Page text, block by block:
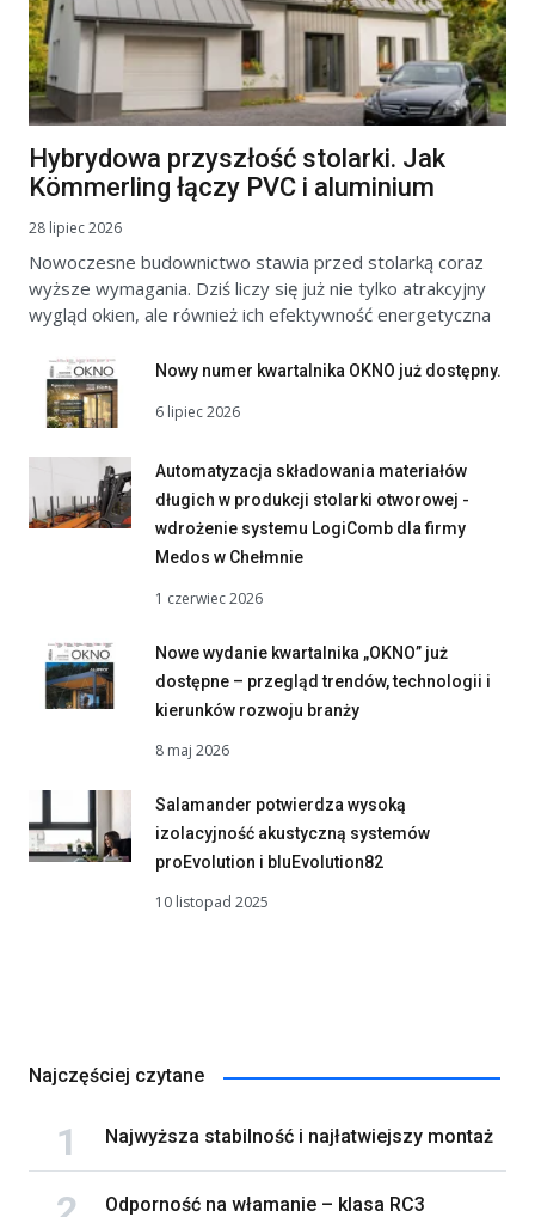
Hybrydowa przyszłość stolarki. Jak
Kömmerling łączy PVC i aluminium
28 lipiec 2026
Nowoczesne budownictwo stawia przed stolarką coraz
wyższe wymagania. Dziś liczy się już nie tylko atrakcyjny
wygląd okien, ale również ich efektywność energetyczna
Nowy numer kwartalnika OKNO już dostępny.
6 lipiec 2026
Automatyzacja składowania materiałów
długich w produkcji stolarki otworowej -
wdrożenie systemu LogiComb dla firmy
Medos w Chełmnie
1 czerwiec 2026
Nowe wydanie kwartalnika „OKNO” już
dostępne – przegląd trendów, technologii i
kierunków rozwoju branży
8 maj 2026
Salamander potwierdza wysoką
izolacyjność akustyczną systemów
proEvolution i bluEvolution82
10 listopad 2025
Najczęściej czytane
Najwyższa stabilność i najłatwiejszy montaż
Odporność na włamanie – klasa RC3